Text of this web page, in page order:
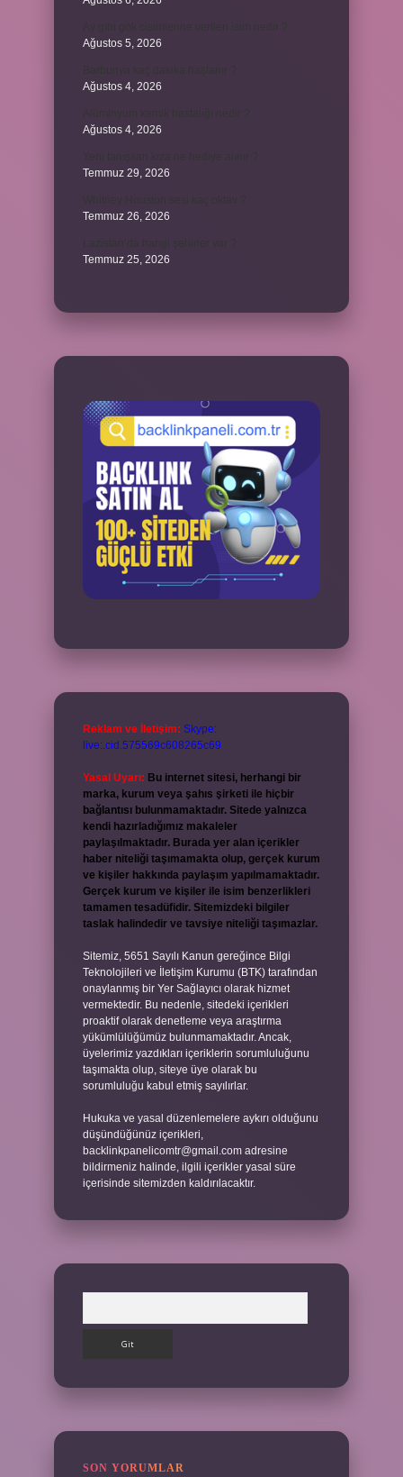
Ağustos 5, 2026
Ağustos 4, 2026
Ağustos 4, 2026
Temmuz 29, 2026
Temmuz 26, 2026
Temmuz 25, 2026
Reklam ve İletişim: Skype:
live:.cid.575569c608265c69
Yasal Uyarı: Bu internet sitesi, herhangi bir
marka, kurum veya şahıs şirketi ile hiçbir
bağlantısı bulunmamaktadır. Sitede yalnızca
kendi hazırladığımız makaleler
paylaşılmaktadır. Burada yer alan içerikler
haber niteliği taşımamakta olup, gerçek kurum
ve kişiler hakkında paylaşım yapılmamaktadır.
Gerçek kurum ve kişiler ile isim benzerlikleri
tamamen tesadüfidir. Sitemizdeki bilgiler
taslak halindedir ve tavsiye niteliği taşımazlar.
Sitemiz, 5651 Sayılı Kanun gereğince Bilgi
Teknolojileri ve İletişim Kurumu (BTK) tarafından
onaylanmış bir Yer Sağlayıcı olarak hizmet
vermektedir. Bu nedenle, sitedeki içerikleri
proaktif olarak denetleme veya araştırma
yükümlülüğümüz bulunmamaktadır. Ancak,
üyelerimiz yazdıkları içeriklerin sorumluluğunu
taşımakta olup, siteye üye olarak bu
sorumluluğu kabul etmiş sayılırlar.
Hukuka ve yasal düzenlemelere aykırı olduğunu
düşündüğünüz içerikleri,
backlinkpanelicomtr@gmail.com adresine
bildirmeniz halinde, ilgili içerikler yasal süre
içerisinde sitemizden kaldırılacaktır.
SON YORUMLAR